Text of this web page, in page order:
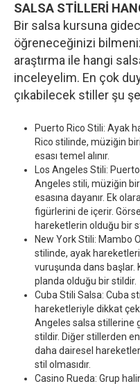
SALSA STİLLERİ
Bir salsa kursuna
öğreneceğinizi
araştırma ile hangi
inceleyelim. En çok
çıkabilecek stiller şu
Puerto Rico Stili: Ayak
Rico stilinde, müziğin
esası temel alınır.
Los Angeles Stili:
Angeles stili, müziğin
esasına dayanır. Ek
figürlerini de içerir.
hareketlerin olduğu bir
New York Stili: Mambo
stilinde, ayak
vuruşunda dans başlar.
planda olduğu bir stildir.
Cuba Stili Salsa: Cuba
hareketleriyle dikkat
Angeles salsa stillerine
stildir. Diğer stillerden
daha dairesel
stil olmasıdır.
Casino Rueda: Grup